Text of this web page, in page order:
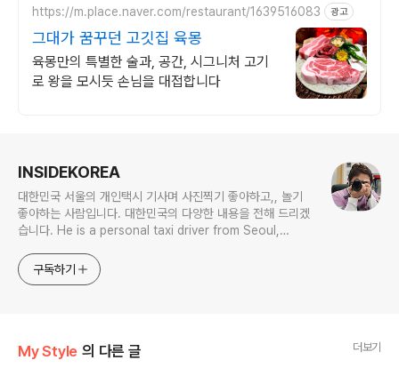
https://m.place.naver.com/restaurant/1639516083 광고
그대가 꿈꾸던 고깃집 육몽
육몽만의 특별한 술과, 공간, 시그니처 고기
로 왕을 모시듯 손님을 대접합니다
INSIDEKOREA
대한민국 서울의 개인택시 기사며 사진찍기 좋아하고,, 놀기
좋아하는 사람입니다. 대한민국의 다양한 내용을 전해 드리겠
습니다. He is a personal taxi driver from Seoul,
play. I will give you various contents of Korea.
구독하기
My Style 의 다른 글 더보기